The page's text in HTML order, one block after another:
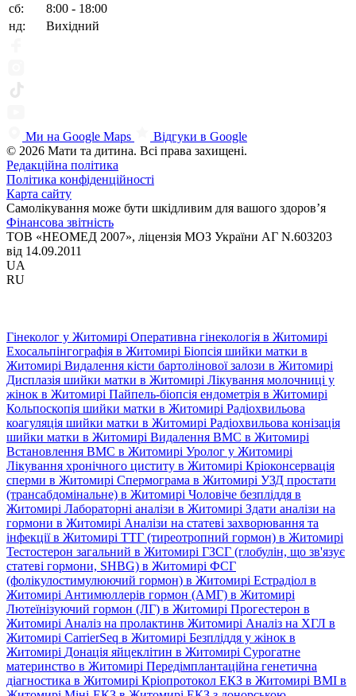
сб:
8:00 - 18:00
нд:
Вихідний
Ми на Google Maps
Відгуки в Google
© 2026 Мати та дитина. Всі права захищені.
Редакційна політика
Політика конфіденційності
Карта сайту
Самолікування може бути шкідливим для вашого здоров’я
Фінансова звітність
ТОВ «НЕОМЕД 2007», ліцензія МОЗ України АГ N.603203
від 14.09.2011
UA
RU
Гінеколог у Житомирі Оперативна гінекологія в Житомирі
Ехосальпінгографія в Житомирі Біопсія шийки матки в
Житомирі Видалення кісти бартолінової залози в Житомирі
Дисплазія шийки матки в Житомирі Лікування молочниці у
жінок в Житомирі Пайпель-біопсія ендометрія в Житомирі
Кольпоскопія шийки матки в Житомирі Радіохвильова
коагуляція шийки матки в Житомирі Радіохвильова конізація
шийки матки в Житомирі Видалення ВМС в Житомирі
Встановлення ВМС в Житомирі Уролог у Житомирі
Лікування хронічного циститу в Житомирі Кріоконсервація
сперми в Житомирі Спермограма в Житомирі УЗД простати
(трансабдомінальне) в Житомирі Чоловіче безпліддя в
Житомирі Лабораторні аналізи в Житомирі Здати аналізи на
гормони в Житомирі Аналізи на статеві захворювання та
інфекції в Житомирі ТТГ (тиреотропний гормон) в Житомирі
Тестостерон загальний в Житомирі ГЗСГ (глобулін, що зв'язує
статеві гормони, SHBG) в Житомирі ФСГ
(фолікулостимулюючий гормон) в Житомирі Естрадіол в
Житомирі Антимюллерів гормон (АМГ) в Житомирі
Лютеїнізуючий гормон (ЛГ) в Житомирі Прогестерон в
Житомирі Аналіз на пролактинв Житомирі Аналіз на ХГЛ в
Житомирі CarrierSeq в Житомирі Безпліддя у жінок в
Житомирі Донація яйцеклітин в Житомирі Сурогатне
материнство в Житомирі Передімплантаційна генетична
діагностика в Житомирі Кріопротокол ЕКЗ в Житомирі ВМІ в